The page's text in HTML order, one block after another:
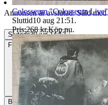
Annonsen är avslutad. Såld
Slutade30 jun 14:12
FraktFrån 55 kr
BetalningVia Tradera
Colosseum "Colosseum
Sluttid10 aug 21:51 .
Pris:268 kr,Köp nu.